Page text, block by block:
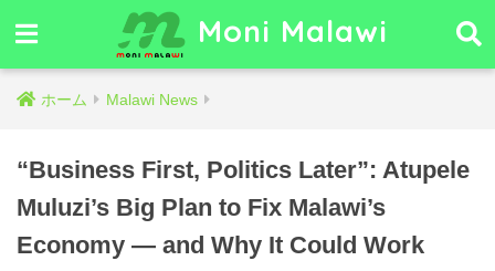
Moni Malawi
ホーム Malawi News
“Business First, Politics Later”: Atupele
Muluzi’s Big Plan to Fix Malawi’s
Economy — and Why It Could Work